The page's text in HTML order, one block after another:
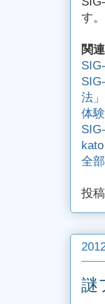
す
関
法
体
全
投
謎